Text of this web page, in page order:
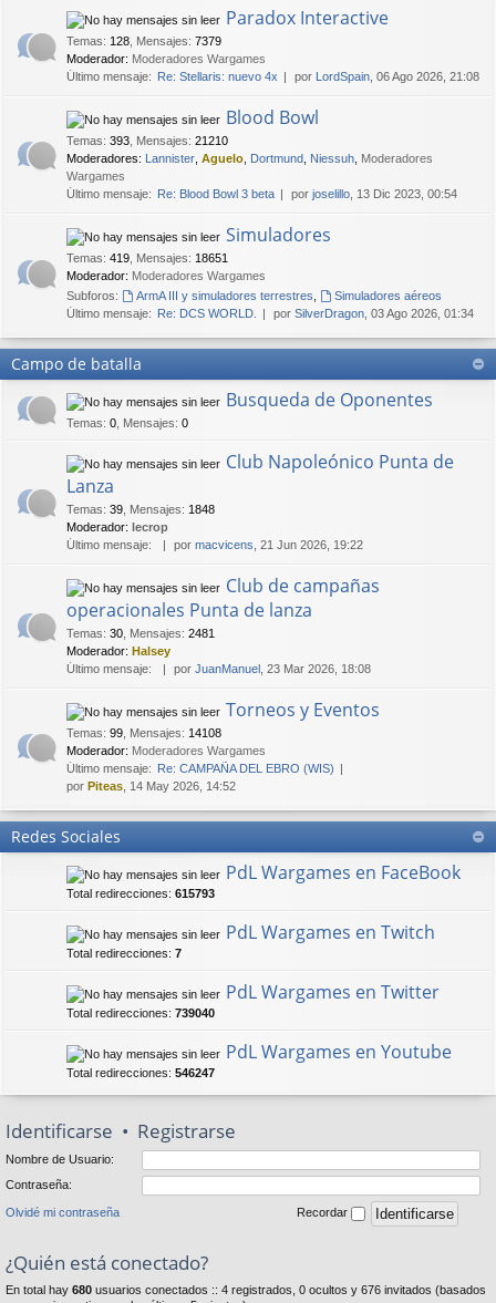
Paradox Interactive
Temas: 128 Mensajes: 7379
Moderador: Moderadores Wargames
Último mensaje: Re: Stellaris: nuevo 4x por LordSpain , 06 Ago 2026, 21:08
Blood Bowl
Temas: 393 Mensajes: 21210
Moderadores: Lannister Aguelo Dortmund Niessuh Moderadores
Wargames
Último mensaje: Re: Blood Bowl 3 beta por joselillo , 13 Dic 2023, 00:54
Simuladores
Temas: 419 Mensajes: 18651
Moderador: Moderadores Wargames
Subforos:
ArmA III y simuladores terrestres
Simuladores aéreos
Último mensaje: Re: DCS WORLD. por SilverDragon , 03 Ago 2026, 01:34
Campo de batalla
Busqueda de Oponentes
Temas: 0 Mensajes: 0
Club Napoleónico Punta de
Lanza
Temas: 39 Mensajes: 1848
Moderador: lecrop
Último mensaje:
por macvicens , 21 Jun 2026, 19:22
Club de campañas
operacionales Punta de lanza
Temas: 30 Mensajes: 2481
Moderador: Halsey
Último mensaje:
por JuanManuel , 23 Mar 2026, 18:08
Torneos y Eventos
Temas: 99 Mensajes: 14108
Moderador: Moderadores Wargames
Último mensaje: Re: CAMPAÑA DEL EBRO (WIS)
por Piteas , 14 May 2026, 14:52
Redes Sociales
PdL Wargames en FaceBook
Total redirecciones: 615793
PdL Wargames en Twitch
Total redirecciones: 7
PdL Wargames en Twitter
Total redirecciones: 739040
PdL Wargames en Youtube
Total redirecciones: 546247
Identificarse • Registrarse
Nombre de Usuario:
Contraseña:
Olvidé mi contraseña Recordar
¿Quién está conectado?
En total hay 680 usuarios conectados :: 4 registrados, 0 ocultos y 676 invitados (basados